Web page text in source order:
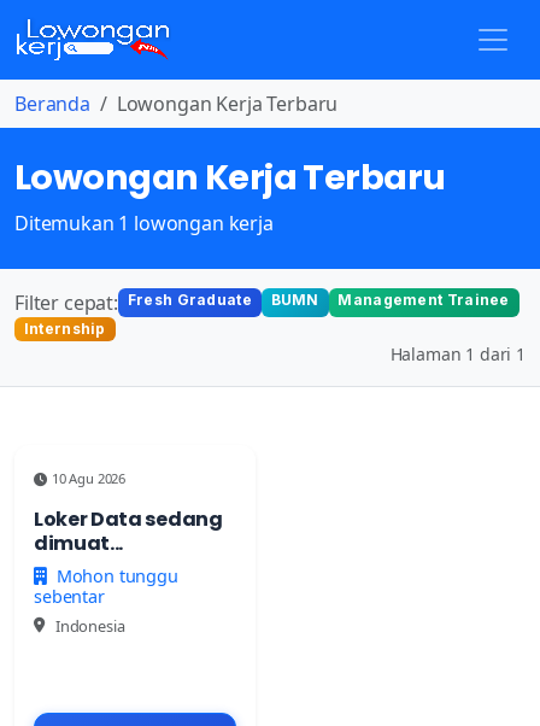
Beranda Lowongan Kerja Terbaru
Lowongan Kerja Terbaru
Ditemukan 1 lowongan kerja
Filter cepat: Fresh Graduate BUMN
Management Trainee
Internship
Halaman 1 dari 1
10 Agu 2026
Loker Data sedang
dimuat...
Mohon tunggu
sebentar
Indonesia